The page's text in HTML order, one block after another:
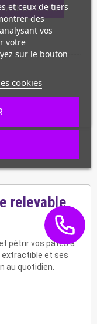
/ DEVIS
relevable
pétrir vos pâtes à
extractible et ses
au quotidien.
et ceux de tiers
des
vos
votre
sur le bouton
cookies